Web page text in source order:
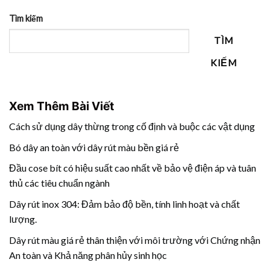
Tìm kiếm
TÌM
KIẾM
Xem Thêm Bài Viết
Cách sử dụng dây thừng trong cố định và buộc các vật dụng
Bó dây an toàn với dây rút màu bền giá rẻ
Đầu cose bít có hiệu suất cao nhất về bảo vệ điện áp và tuân
thủ các tiêu chuẩn ngành
Dây rút inox 304: Đảm bảo độ bền, tính linh hoạt và chất
lượng.
Dây rút màu giá rẻ thân thiện với môi trường với Chứng nhận
An toàn và Khả năng phân hủy sinh học